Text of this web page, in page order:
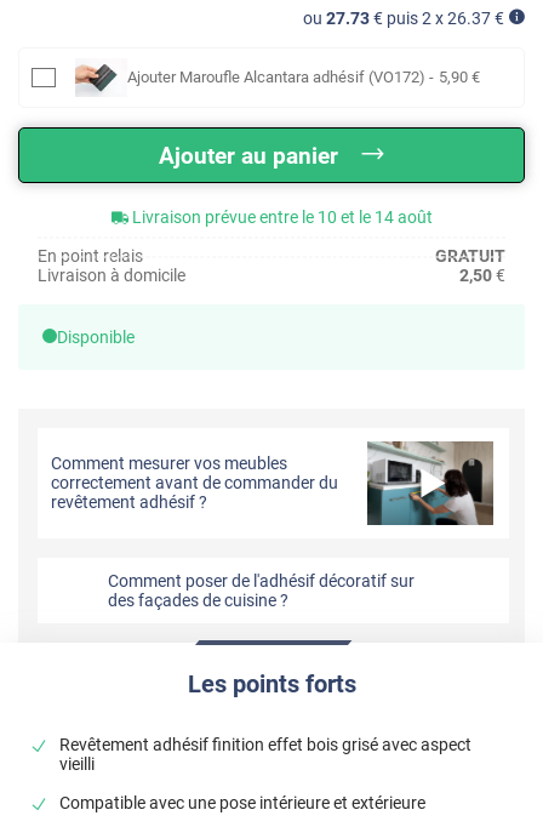
ou 27.73€ puis 2 x26.37€
Ajouter Maroufle Alcantara adhésif (VO172) - 5,90 €
Ajouter au panier
Livraison prévue entre le 10 et le 14 août
En point relais
GRATUIT
Livraison à domicile
2,50€
Disponible
Comment mesurer vos meubles
correctement avant de commander du
revêtement adhésif ?
Comment poser de l'adhésif décoratif sur
des façades de cuisine ?
Les points forts
Revêtement adhésif finition effet bois grisé avec aspect
vieilli
Compatible avec une pose intérieure et extérieure